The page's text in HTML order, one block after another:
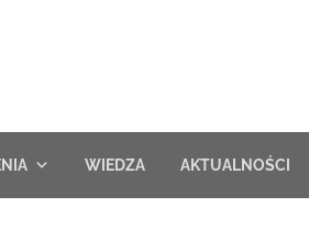
WIEDZA AKTUALNOŚCI